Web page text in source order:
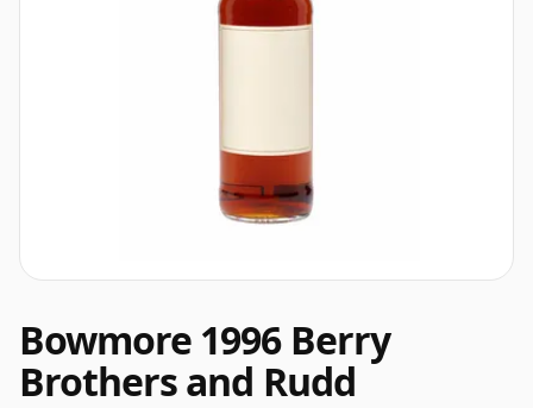
Bowmore 1996 Berry
Brothers and Rudd